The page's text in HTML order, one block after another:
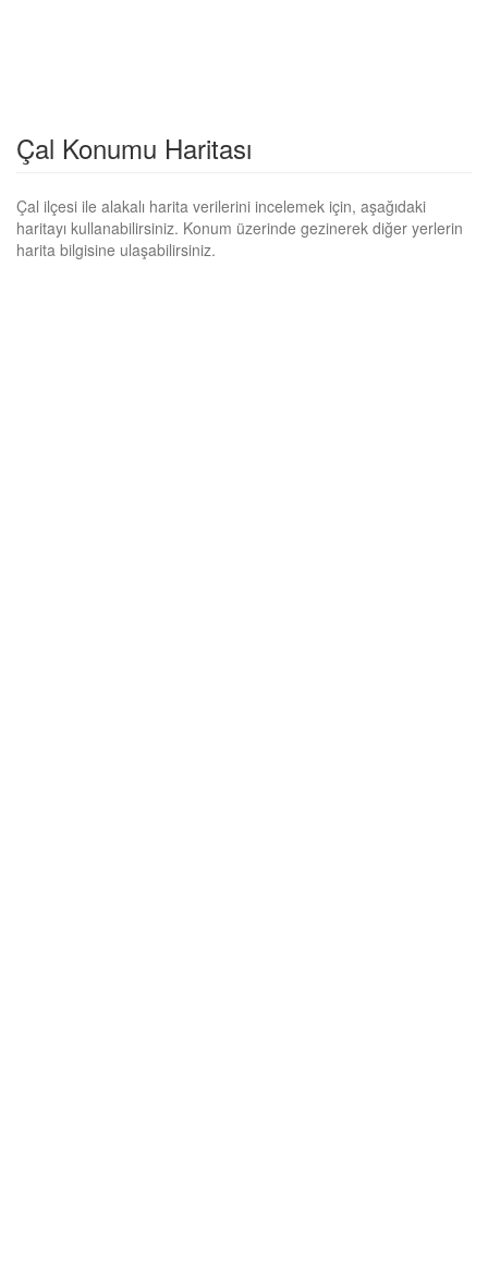
Çal Konumu Haritası
Çal ilçesi ile alakalı harita verilerini incelemek için, aşağıdaki
haritayı kullanabilirsiniz. Konum üzerinde gezinerek diğer yerlerin
harita bilgisine ulaşabilirsiniz.